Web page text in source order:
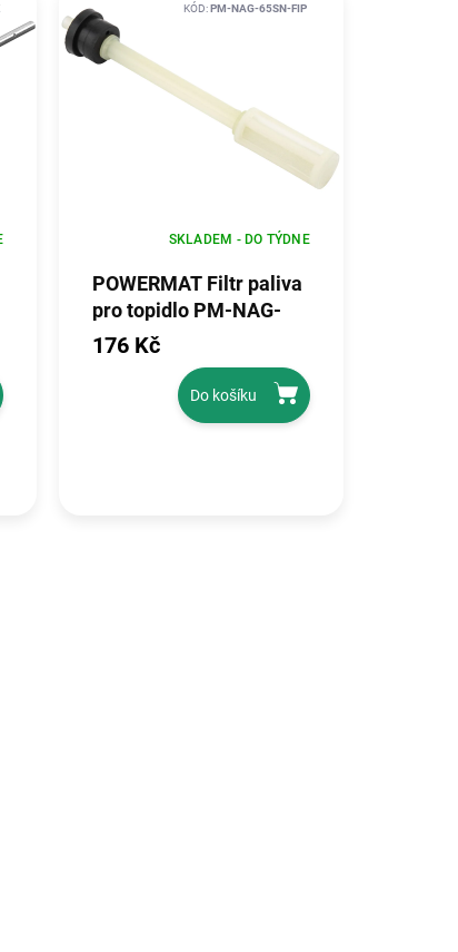
POWERMAT Filtr paliva
pro topidlo PM-NAG-
65SN-FIP
SKLADEM - DO TÝDNE
176 Kč
Do košíku
KÓD:PM-NAG-65SN-FIP